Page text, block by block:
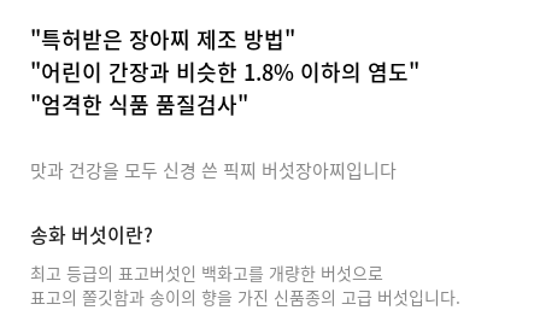
"특허받은 장아찌 제조 방법"
"어린이 간장과 비슷한 1.8% 이하의 염도"
"엄격한 식품 품질검사"
맛과 건강을 모두 신경 쓴 픽찌 버섯장아찌입니다
송화 버섯이란?
최고 등급의 표고버섯인 백화고를 개량한 버섯으로
표고의 쫄깃함과 송이의 향을 가진 신품종의 고급 버섯입니다.